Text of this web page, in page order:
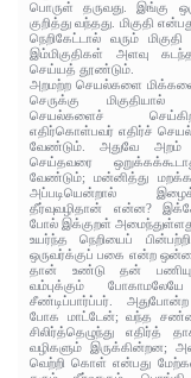
பொருள் தருவது. இங்கு
குறித்து வந்தது. மிகுதி
நெறிகேட்டால் வரும்
இம்மிகுதிகள் அளவு
செய்யத் தூண்டும்.
அறமற்ற செயல்களை
செருக்கு
செயல்களைச்
எதிர்கொள்பவர் எதிர்ச் செயல்
வேண்டும். அதுவே அறம்
செய்தவரை
வேண்டும்; மன்னித்து
அப்படியென்றால்
தீர்வுவழிதான் என்ன?
போல் இக்குறள்
உயர்ந்த நெறியைப்
ஒருவர்க்குப் பகை என்ற
தான் உண்டு தன்
வம்புக்கும்
சீண்டிப்பார்ப்பர்.
போக மாட்டேன்; வந்த
சிலிர்த்தெழுந்து எதிர்த்
வழிகளும் இருக்கின்றன;
வெற்றி கொள் என்பது